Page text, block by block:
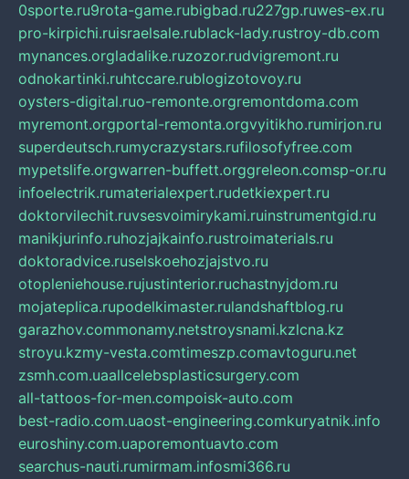
0sporte.ru9rota-game.rubigbad.ru227gp.ruwes-ex.ru
pro-kirpichi.ruisraelsale.rublack-lady.rustroy-db.com
mynances.orgladalike.ruzozor.rudvigremont.ru
odnokartinki.ruhtccare.rublogizotovoy.ru
oysters-digital.ruo-remonte.orgremontdoma.com
myremont.orgportal-remonta.orgvyitikho.rumirjon.ru
superdeutsch.rumycrazystars.rufilosofyfree.com
mypetslife.orgwarren-buffett.orggreleon.comsp-or.ru
infoelectrik.rumaterialexpert.rudetkiexpert.ru
doktorvilechit.ruvsesvoimirykami.ruinstrumentgid.ru
manikjurinfo.ruhozjajkainfo.rustroimaterials.ru
doktoradvice.ruselskoehozjajstvo.ru
otopleniehouse.rujustinterior.ruchastnyjdom.ru
mojateplica.rupodelkimaster.rulandshaftblog.ru
garazhov.commonamy.netstroysnami.kzlcna.kz
stroyu.kzmy-vesta.comtimeszp.comavtoguru.net
zsmh.com.uaallcelebsplasticsurgery.com
all-tattoos-for-men.compoisk-auto.com
best-radio.com.uaost-engineering.comkuryatnik.info
euroshiny.com.uaporemontuavto.com
searchus-nauti.rumirmam.infosmi366.ru